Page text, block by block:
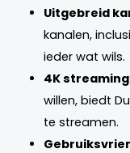
Uitgebreid
kanalen,
ieder wat wils.
4K streaming
willen, biedt
te streamen.